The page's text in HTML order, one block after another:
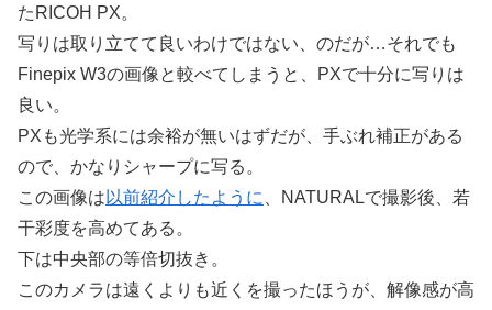
たRICOH PX。
写りは取り立てて良いわけではない、のだが…それでも
Finepix W3の画像と較べてしまうと、PXで十分に写りは
良い。
PXも光学系には余裕が無いはずだが、手ぶれ補正がある
ので、かなりシャープに写る。
この画像は以前紹介したように、NATURALで撮影後、若
干彩度を高めてある。
下は中央部の等倍切抜き。
このカメラは遠くよりも近くを撮ったほうが、解像感が高